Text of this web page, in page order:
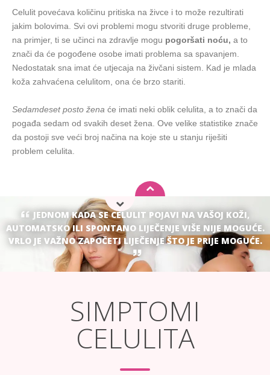
Celulit povećava količinu pritiska na živce i to može rezultirati
jakim bolovima. Svi ovi problemi mogu stvoriti druge probleme,
na primjer, ti se učinci na zdravlje mogu pogoršati noću, a to
znači da će pogođene osobe imati problema sa spavanjem.
Nedostatak sna imat će utjecaja na živčani sistem. Kad je mlada
koža zahvaćena celulitom, ona će brzo stariti.
Sedamdeset posto žena će imati neki oblik celulita, a to znači da
pogađa sedam od svakih deset žena. Ove velike statistike znače
da postoji sve veći broj načina na koje ste u stanju riješiti
problem celulita.
JEDNOM KADA SE CELULIT POJAVI NA VAŠOJ KOŽI,
AUTOMATSKO ILI SPONTANO LIJEČENJE VIŠE NIJE MOGUĆE.
VRLO JE VAŽNO ZAPOČETI LIJEČENJE ŠTO JE PRIJE MOGUĆE.
SIMPTOMI
CELULITA